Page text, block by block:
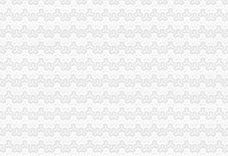
出口货物收发货人报关注册登记证书》
报关注册登记证书逾期年检失效后该怎